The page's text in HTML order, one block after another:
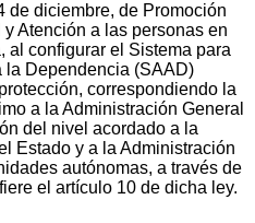
de diciembre, de Promoción
Atención a las personas en
al configurar el Sistema para
la Dependencia (SAAD)
correspondiendo la
a la Administración General
del nivel acordado a la
Estado y a la Administración
autónomas, a través de
el artículo 10 de dicha ley.